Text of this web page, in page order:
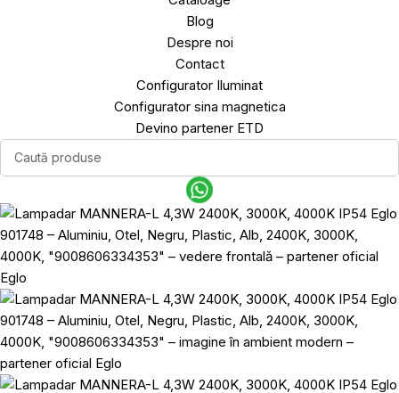
Blog
Despre noi
Contact
Configurator Iluminat
Configurator sina magnetica
Devino partener ETD